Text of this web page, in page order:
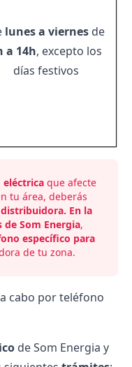
lunes a viernesde
a 14h, excepto los
días festivos
eléctrica que afecte
tu área, deberás
En la
Som Energia,
específico para
de tu zona.
cabo por teléfono
de Som Energia y